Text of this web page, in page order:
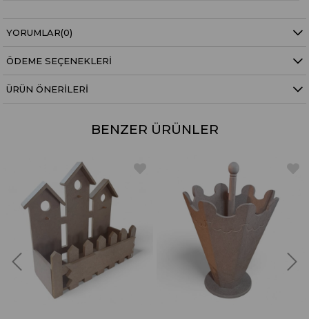
YORUMLAR(0)
ÖDEME SEÇENEKLERI
ÜRÜN ÖNERILERI
BENZER ÜRÜNLER